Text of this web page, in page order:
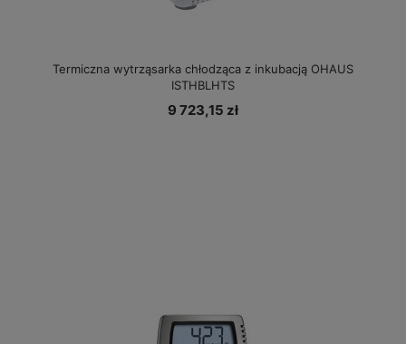
Termiczna wytrząsarka chłodząca z inkubacją OHAUS
ISTHBLHTS
9 723,15 zł